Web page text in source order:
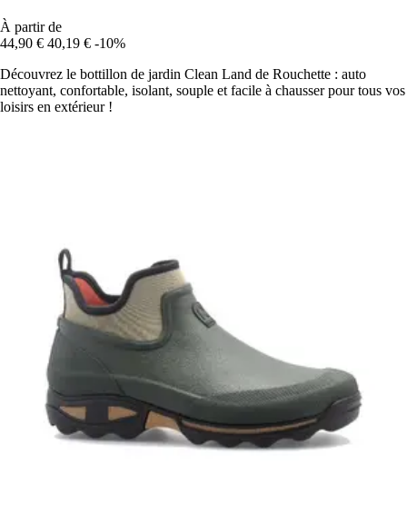
À partir de
44,90 € 40,19 € -10%
Découvrez le bottillon de jardin Clean Land de Rouchette : auto
nettoyant, confortable, isolant, souple et facile à chausser pour tous vos
loisirs en extérieur !